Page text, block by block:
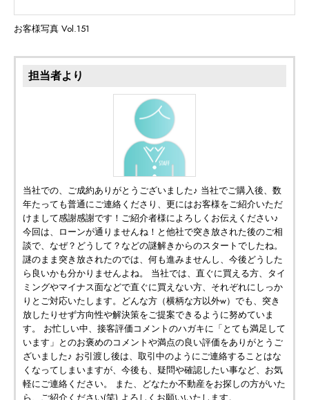
お客様写真 Vol.151
担当者より
当社での、ご成約ありがとうございました♪ 当社でご購入後、数
年たっても普通にご連絡くださり、更にはお客様をご紹介いただ
けまして感謝感謝です！ご紹介者様によろしくお伝えください♪
今回は、ローンが通りませんね！と他社で突き放された後のご相
談で、なぜ？どうして？などの謎解きからのスタートでしたね。
謎のまま突き放されたのでは、何も進みませんし、今後どうした
ら良いかも分かりませんよね。 当社では、直ぐに買える方、タイ
ミングやマイナス面などで直ぐに買えない方、それぞれにしっか
りとご対応いたします。どんな方（横柄な方以外w）でも、突き
放したりせず方向性や解決策をご提案できるように努めていま
す。 お忙しい中、接客評価コメントのハガキに「とても満足して
います」とのお褒めのコメントや満点の良い評価をありがとうご
ざいました♪ お引渡し後は、取引中のようにご連絡することはな
くなってしまいますが、今後も、疑問や確認したい事など、お気
軽にご連絡ください。 また、どなたか不動産をお探しの方がいた